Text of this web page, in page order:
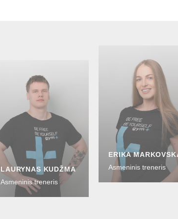
LAURYNAS KUDŽMA
Asmeninis treneris
ERIKA
Asmeninis treneris